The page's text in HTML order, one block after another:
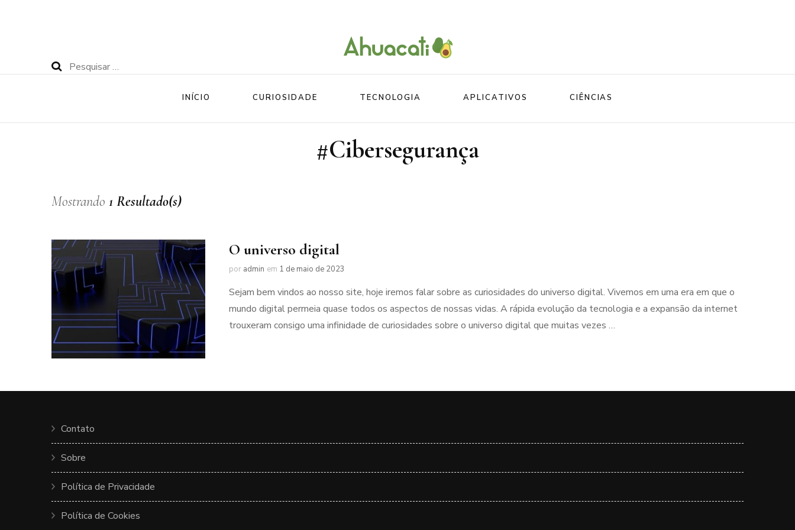
Pesquisar
Ahuacati
O melhor da Internet em um só lugar
INÍCIO CURIOSIDADE TECNOLOGIA APLICATIVOS CIÊNCIAS
#Cibersegurança
Mostrando 1 Resultado(s)
O universo digital
por admin em 1 de maio de 2023
Sejam bem vindos ao nosso site, hoje iremos falar sobre as curiosidades do universo digital. Vivemos em uma era em que o
mundo digital permeia quase todos os aspectos de nossas vidas. A rápida evolução da tecnologia e a expansão da internet
trouxeram consigo uma infinidade de curiosidades sobre o universo digital que muitas vezes …
Contato
Sobre
Política de Privacidade
Política de Cookies